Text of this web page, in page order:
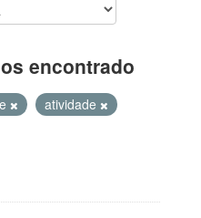
encontrado
atividade